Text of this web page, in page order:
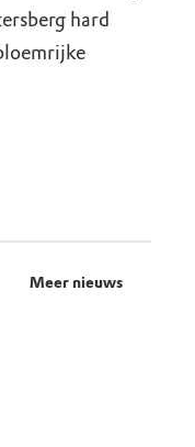
hard
Meer nieuws